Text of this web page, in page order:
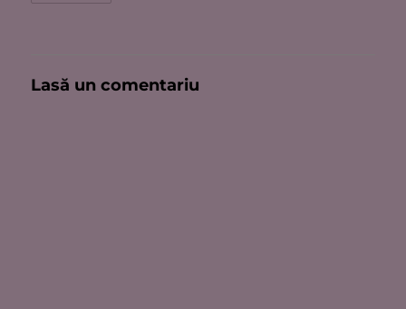
Lasă un comentariu